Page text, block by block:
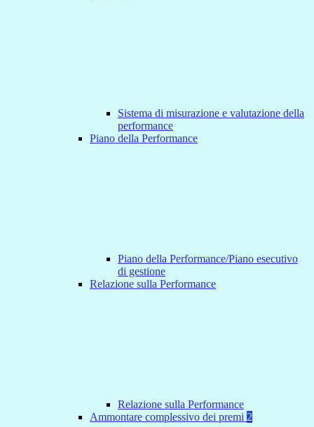
Sistema di misurazione e valutazione della
performance
Piano della Performance
Piano della Performance/Piano esecutivo
di gestione
Relazione sulla Performance
Relazione sulla Performance
Ammontare complessivo dei premi 2